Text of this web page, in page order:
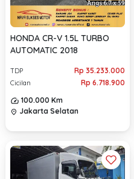
HONDA CR-V 1.5L TURBO
AUTOMATIC 2018
TDP Rp 35.233.000
Cicilan
Rp 6.718.900
100.000 Km
location_on Jakarta Selatan